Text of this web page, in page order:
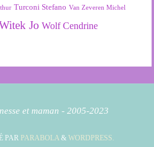
Turconi Stefano Van Zeveren Michel
Jo Wolf Cendrine
et maman - 2005-2023
PAR PARABOLA& WORDPRESS.